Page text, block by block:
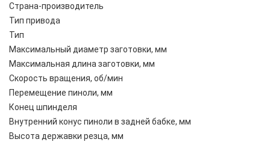
Страна-производитель
Тип привода
Тип
Максимальный диаметр заготовки, мм
Максимальная длина заготовки, мм
Скорость вращения, об/мин
Перемещение пиноли, мм
Конец шпинделя
Внутренний конус пиноли в задней бабке, мм
Высота державки резца, мм